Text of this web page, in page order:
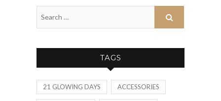
TAGS
21 GLOWING DAYS ACCESSORIES